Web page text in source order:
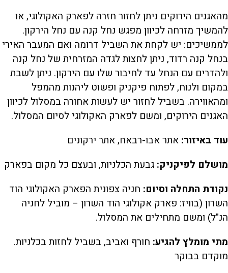
מהאגנים הירוקים ניתן לחזור חזרה לפארק האקולוגי, או
להמשיך מזרחה לכיוון מפגש נחל קנה עם נחל הירקון.
לממשיכים: יש לקחת את השביל דרומה ואם המעבר האירי
בנחל קנה רדוד, ניתן לחצות לגדה המזרחית של נחל קנה
ולהדרים עם הנחל עד לחיבור שלו עם הירקון. ניתן לשבת
במקום ולנוח, לפתוח פיקניק ופשוט ליהנות מהמפל
ומהאווירה. בשביל לחזור יש לעשות אחורה במסלול לכיוון
האגנים הירוקים, ומשם לפארק האקולוגי לסיום המסלול.
עוד באיזור: אתר אבו-רבאח, אתר ירקונים
מושלם לפיקניק: גבעת הכלניות, ובעצם כל מקום בפארק
נקודת התחלה וסיום: חניה צפונית הפארק האקולוגי הוד
השרון (בוויז: פארק אקולוגי הוד השרון – מוביל לחניה
הנ"ל) ומשם מתחילים את המסלול.
מתי מומלץ להגיע: חורף ואביב, בשביל לחזות בכלניות.
מוקדם בבוקר